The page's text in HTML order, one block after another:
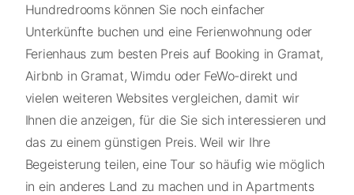
Hundredrooms können Sie noch einfacher
Unterkünfte buchen und eine Ferienwohnung oder
Ferienhaus zum besten Preis auf Booking in Gramat,
Airbnb in Gramat, Wimdu oder FeWo-direkt und
vielen weiteren Websites vergleichen, damit wir
Ihnen die anzeigen, für die Sie sich interessieren und
das zu einem günstigen Preis. Weil wir Ihre
Begeisterung teilen, eine Tour so häufig wie möglich
in ein anderes Land zu machen und in Apartments